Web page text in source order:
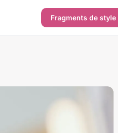
Fragments de